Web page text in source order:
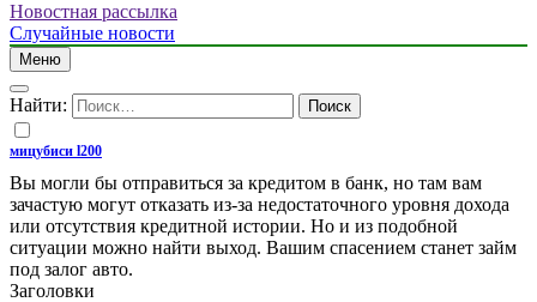
Новостная рассылка
Случайные новости
Меню
Найти:
мицубиси l200
Вы могли бы отправиться за кредитом в банк, но там вам
зачастую могут отказать из-за недостаточного уровня дохода
или отсутствия кредитной истории. Но и из подобной
ситуации можно найти выход. Вашим спасением станет займ
под залог авто.
Заголовки